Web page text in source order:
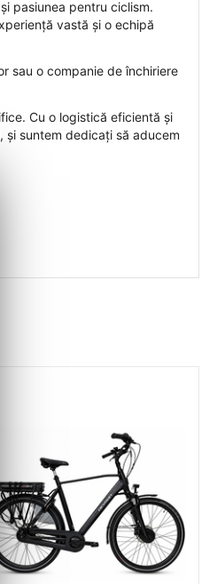
pasiunea pentru ciclism.
vastă și o echipă
sau o companie de închiriere
Cu o logistică eficientă și
și suntem dedicați să aducem